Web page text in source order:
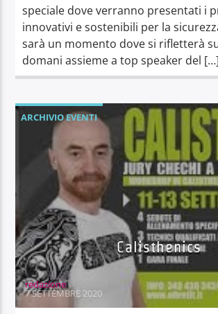
speciale dove verranno presentati i
innovativi e sostenibili per la
sarà un momento dove si rifletterà
domani assieme a top speaker del […]
ARCHIVIO EVENTI
Calisthenics
redazione
7 SETTEMBRE 2020